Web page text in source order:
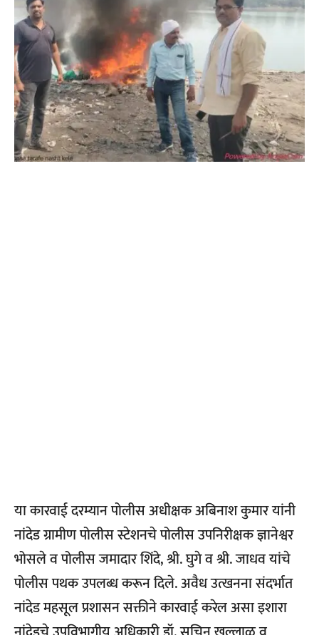
या कारवाई दरम्यान पोलीस अधीक्षक अबिनाश कुमार यांनी
नांदेड ग्रामीण पोलीस स्टेशनचे पोलीस उपनिरीक्षक ज्ञानेश्वर
भोसले व पोलीस जमादार शिंदे, श्री. घुगे व श्री. जाधव यांचे
पोलीस पथक उपलब्ध करून दिले. अवैध उत्खनना संदर्भात
नांदेड महसूल प्रशासन सक्तीने कारवाई करेल असा इशारा